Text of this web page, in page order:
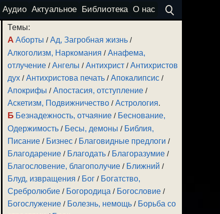
Аудио Актуальное Библиотека О нас
Темы:
А Аборты /Ад, Загробная жизнь /
Алкоголизм, Наркомания /Анафема,
отлучение /Ангелы /Антихрист /Антихристов
дух /Антихристова печать /Апокалипсис /
Апокрифы /Апостасия, отступление /
Аскетизм, Подвижничество /Астрология.
Б Безнадежность, отчаяние / Беснование,
Одержимость / Бесы, демоны / Библия,
Писание / Бизнес / Благовидные предлоги /
Благодарение / Благодать / Благоразумие /
Благословение, благополучие / Ближний /
Блуд, извращения / Бог / Богатство,
Сребролюбие / Богородица / Богословие /
Богослужение / Болезнь, немощь / Борьба со